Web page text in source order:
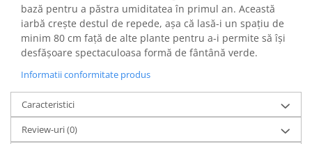
bază pentru a păstra umiditatea în primul an. Această
iarbă crește destul de repede, așa că lasă-i un spațiu de
minim 80 cm față de alte plante pentru a-i permite să își
desfășoare spectaculoasa formă de fântână verde.
Informatii conformitate produs
Caracteristici
Review-uri(0)